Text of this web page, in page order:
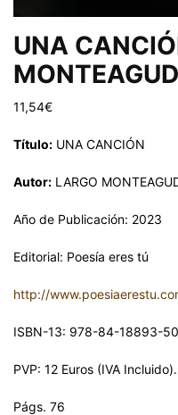
UNA
11,54€
Título: UNA CANCIÓN
Autor: LARGO
Año de Publicación: 2023
Editorial: Poesía eres tú
http://
ISBN-13: 978-84-18893-
PVP: 12 Euros (IVA Incluido).
Págs. 76